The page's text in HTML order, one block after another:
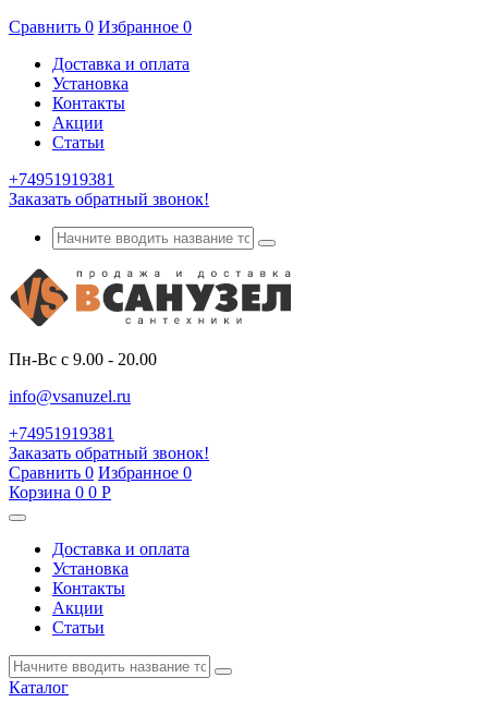
Сравнить 0 Избранное 0
Доставка и оплата
Установка
Контакты
Акции
Статьи
+74951919381
Заказать обратный звонок!
Пн-Вс с 9.00 - 20.00
info@vsanuzel.ru
+74951919381
Заказать обратный звонок!
Сравнить 0 Избранное 0
Корзина 0 0 Р
Доставка и оплата
Установка
Контакты
Акции
Статьи
Каталог